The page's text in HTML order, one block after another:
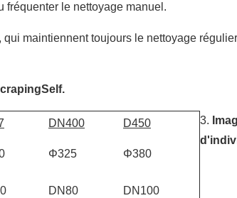
fréquenter le nettoyage manuel.
maintiennent toujours le nettoyage
DN400
D450
Φ325 Φ380
DN80 DN100
3.